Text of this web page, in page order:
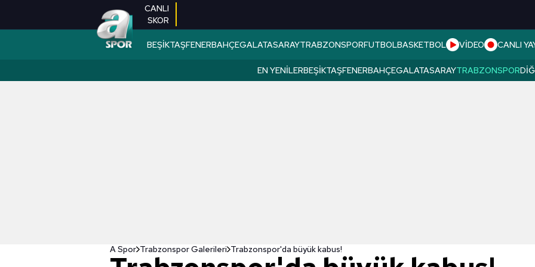
CANLI
SKOR
BEŞİKTAŞFENERBAHÇEGALATASARAYTRABZONSPORFUTBOLBASKETBOL VİDEO CANLI
EN YENILERBEŞIKTAŞFENERBAHÇEGALATASARAYTRABZONSPOR
A Spor Trabzonspor Galerileri Trabzonspor'da büyük kabus!